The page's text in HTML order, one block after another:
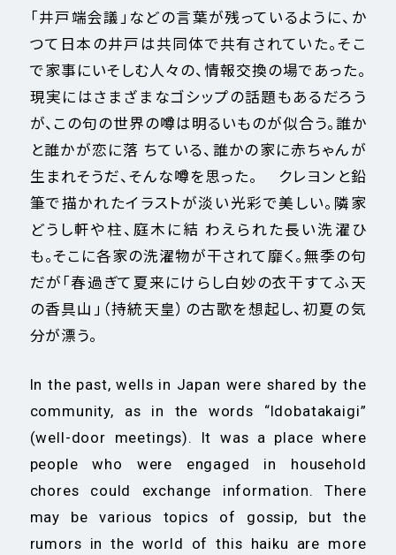
「井戸端会議」などの言葉が残っているように、か
つて日本の井戸は共同体で共有されていた。そこ
で家事にいそしむ人々の、情報交換の場であった。
現実にはさまざまなゴシップの話題もあるだろう
が、この句の世界の噂は明るいものが似合う。誰か
と誰かが恋に落 ちている、誰かの家に赤ちゃんが
生まれそうだ、そんな噂を思った。 クレヨンと鉛
筆で描かれたイラストが淡い光彩で美しい。隣家
どうし軒や柱、庭木に結 わえられた長い洗濯ひ
も。そこに各家の洗濯物が干されて靡く。無季の句
だが「春過ぎて夏来にけらし白妙の衣干すてふ天
の香具山」（持統天皇）の古歌を想起し、初夏の気
分が漂う。
In the past, wells in Japan were shared by the
community, as in the words “Idobatakaigi”
(well-door meetings). It was a place where
people who were engaged in household
chores could exchange information. There
may be various topics of gossip, but the
rumors in the world of this haiku are more